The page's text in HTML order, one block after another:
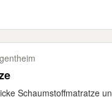
Schaumstoffmatratze